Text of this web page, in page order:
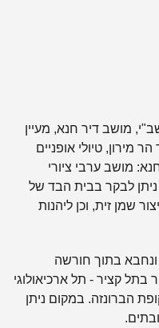
מושב דיר חנא, מעיין
הר מירון, טיולי אופניים
מושב ערבי ציורי
לבקר בבית הבד של
שמן זית, וכן ליהנות
ונחבא בתוך חורשה
בתל קציר - תל ארכיאולוגי
הברונזה. במקום ניתן